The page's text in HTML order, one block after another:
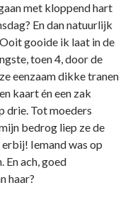
met kloppend hart
En dan natuurlijk
gooide ik laat in de
toen 4, door de
eenzaam dikke tranen
kaart én een zak
drie. Tot moeders
bedrog liep ze de
Iemand was op
ach, goed
haar?